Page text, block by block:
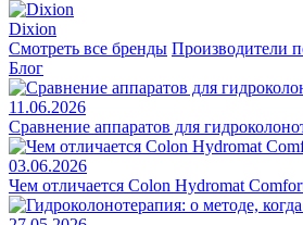
Dixion
Смотреть все бренды Производители
Блог
11.06.2026
Сравнение аппаратов для
03.06.2026
Чем отличается Colon Hydromat